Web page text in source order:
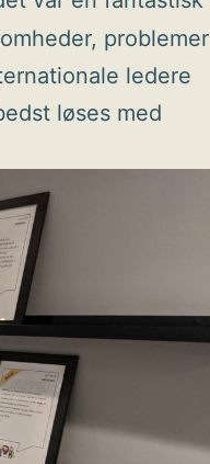
problemer
ledere
løses med